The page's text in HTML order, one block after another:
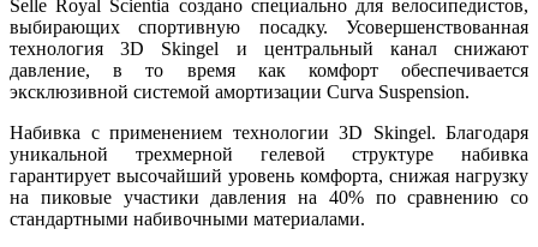
Selle Royal Scientia создано специально для велосипедистов,
выбирающих спортивную посадку. Усовершенствованная
технология 3D Skingel и центральный канал снижают
давление, в то время как комфорт обеспечивается
эксклюзивной системой амортизации Curva Suspension.
Набивка с применением технологии 3D Skingel. Благодаря
уникальной трехмерной гелевой структуре набивка
гарантирует высочайший уровень комфорта, снижая нагрузку
на пиковые участики давления на 40% по сравнению со
стандартными набивочными материалами.